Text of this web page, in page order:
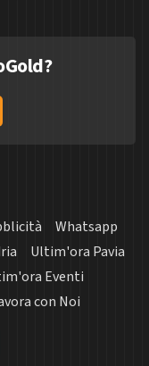
Whatsapp
Ultim'ora Pavia
Eventi
con Noi